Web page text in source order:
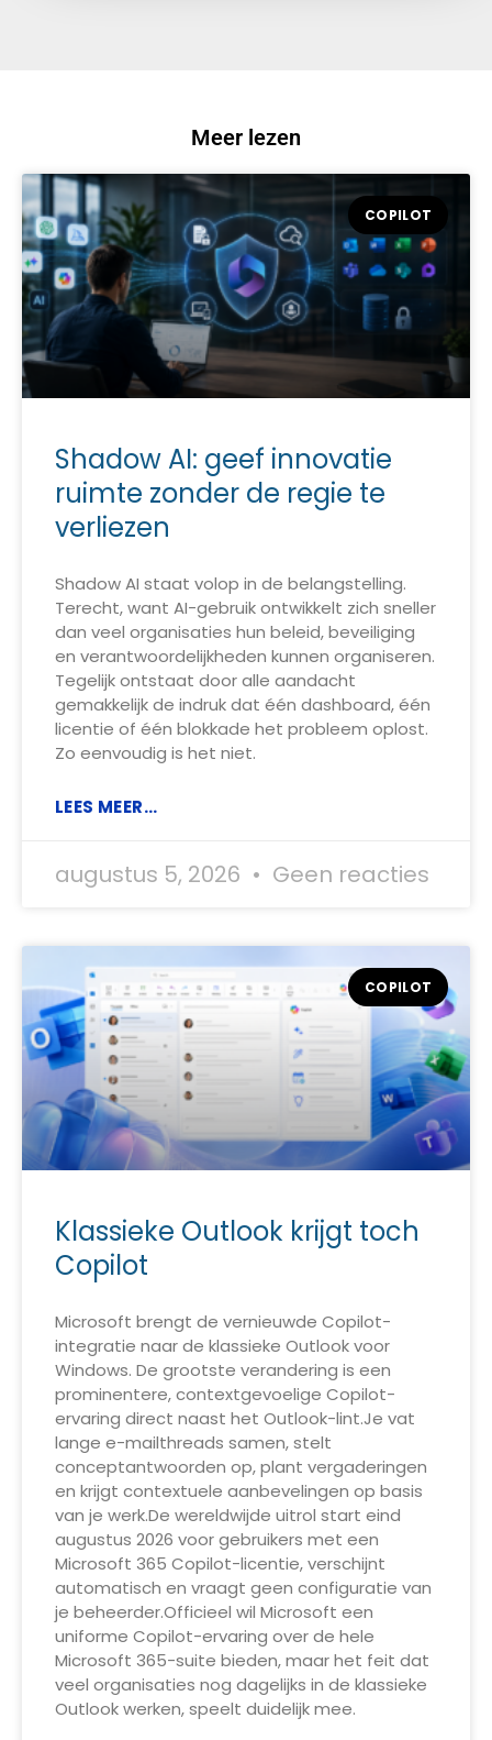
Meer lezen
COPILOT
Shadow AI: geef innovatie
ruimte zonder de regie te
verliezen
Shadow AI staat volop in de belangstelling.
Terecht, want AI-gebruik ontwikkelt zich sneller
dan veel organisaties hun beleid, beveiliging
en verantwoordelijkheden kunnen organiseren.
Tegelijk ontstaat door alle aandacht
gemakkelijk de indruk dat één dashboard, één
licentie of één blokkade het probleem oplost.
Zo eenvoudig is het niet.
LEES MEER...
augustus 5, 2026 Geen reacties
COPILOT
Klassieke Outlook krijgt toch
Copilot
Microsoft brengt de vernieuwde Copilot-
integratie naar de klassieke Outlook voor
Windows. De grootste verandering is een
prominentere, contextgevoelige Copilot-
ervaring direct naast het Outlook-lint.Je vat
lange e-mailthreads samen, stelt
conceptantwoorden op, plant vergaderingen
en krijgt contextuele aanbevelingen op basis
van je werk.De wereldwijde uitrol start eind
augustus 2026 voor gebruikers met een
Microsoft 365 Copilot-licentie, verschijnt
automatisch en vraagt geen configuratie van
je beheerder.Officieel wil Microsoft een
uniforme Copilot-ervaring over de hele
Microsoft 365-suite bieden, maar het feit dat
veel organisaties nog dagelijks in de klassieke
Outlook werken, speelt duidelijk mee.